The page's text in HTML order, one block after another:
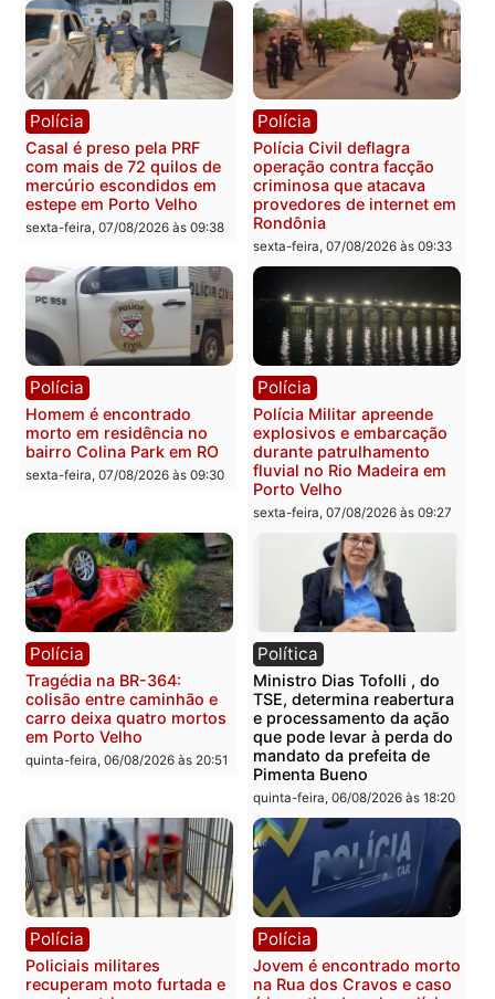
sexta-feira, 07/08/2026 às 18:49
Polícia
2 MILHÕES – Unnesa
apresenta documentos
que comprovam
na operação alvo da PF
sexta-feira, 07/08/2026 às 12:24
Polícia
Polícia Federal apreende
400 quilos de drogas e
prende motorista em RO
sexta-feira, 07/08/2026 às
Polícia
mercúrio escondidos em
estepe em Porto Velho
sexta-feira, 07/08/2026 às 09:38
Polícia
Polícia Civil deflagra
operação contra facção
criminosa que atacava
provedores de internet
Rondônia
sexta-feira, 07/08/2026 às
Polícia
bairro Colina Park em RO
sexta-feira, 07/08/2026 às 09:30
Polícia
Polícia Militar apreende
explosivos e
durante patrulhamento
fluvial no Rio Madeira em
Porto Velho
sexta-feira, 07/08/2026 às